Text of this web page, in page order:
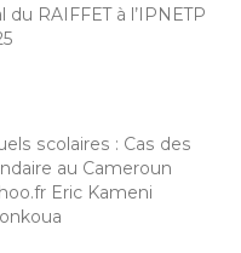
RAIFFET à l’IPNETP
scolaires : Cas des
au Cameroun
Eric Kameni